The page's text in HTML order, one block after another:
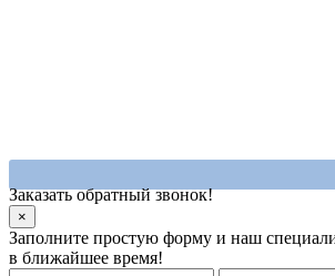
Заказать обратный звонок!
×
Заполните простую форму и наш
в ближайшее время!